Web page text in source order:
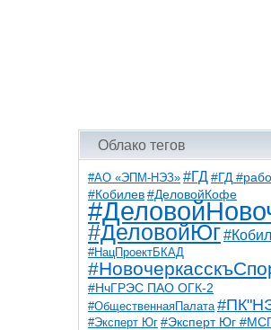
Облако тегов
#АО «ЭПМ-НЭЗ» #ГД #ГД
#Кобилев #ДеловойКофе
#ДеловойЮг
#НацПроектБКАД
#НчГРЭС ПАО ОГК-2
#ОбщественнаяПалата
#Эксперт Юг #Эксперт Юг